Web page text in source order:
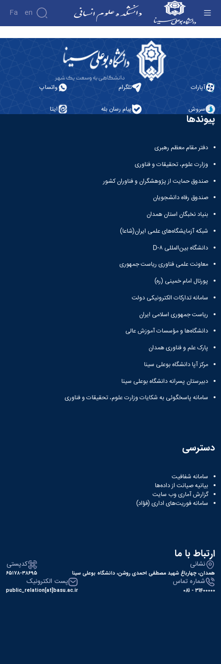
Fa En
ریاست
آلبوم
عکس
تماس
سازمان
دانشکده
معاونت
آموزشی
معاونت
پژوهشی
معاونت
تکمیلی
نشریات
آپارات تلگرام واتساپ
سروش پیام رسان بله ایتا
پیوندها
دفتر مقام معظم رهبری
وزارت علوم، تحقیقات و فناوری
صندوق حمایت از پژوهشگران و فناوران کشور
صندوق رفاه دانشجویان
بنیاد نخبگان استان همدان
شبکه آزمایشگاه‌های علمی ایران(شاعا)
دانشگاه بین‌المللی D-۸
معاونت علمی فناوری ریاست جمهوری
پورتال امام خمینی (ره)
سامانه تدارکات الکترونیکی دولت
ریاست جمهوری اسلامی ایران
دانشگاه‌ها و مؤسسات آموزش عالی
پارک علم و فناوری همدان
مرکز آپا دانشگاه بوعلی سینا
دبیرستان پسرانه دانشگاه بوعلی سینا
سامانه پاسخگوئی به شکایات وزارت علوم، تحقیقات و فناوری
دسترسی
سامانه شفافیت
بیانیه صیانت از داده‌ها
گزارش آماری وب‌ سایت
سامانه فوریت‌های اداری (فؤاد)
ارتباط با ما
نشانی
همدان، چهارباغ شهید مصطفی احمدی روشن، دانشگاه بوعلی سینا
کدپستی
۶۵۱۷۸-۳۸۶۹۵
شماره تماس
31400000 - 081
پست الکترونیک
public_relation[at]basu.ac.ir